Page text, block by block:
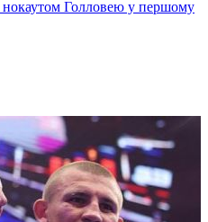
Голловею у першому